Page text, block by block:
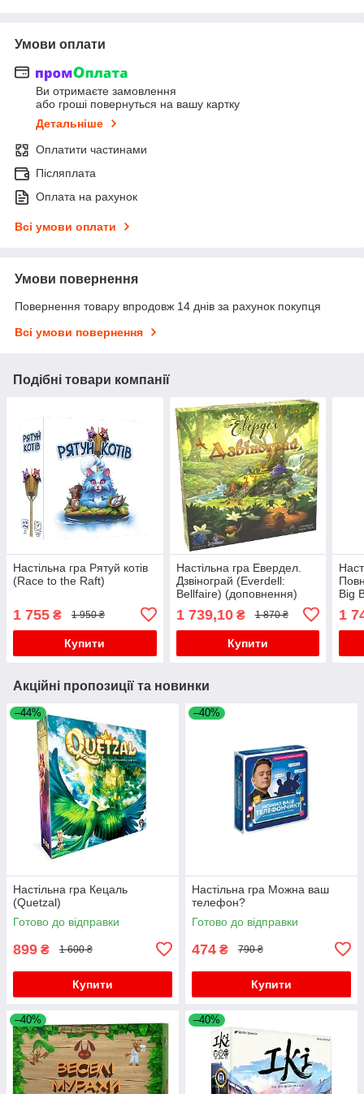
Умови оплати
Ви отримаєте замовлення
або гроші повернуться на вашу картку
Детальніше
Оплатити частинами
Післяплата
Оплата на рахунок
Всі умови оплати
Умови повернення
Повернення товару впродовж 14 днів за рахунок покупця
Всі умови повернення
Подібні товари компанії
Настільна гра Рятуй котів
(Race to the Raft)
1 755 ₴ 1 950 ₴
Купити
Настільна гра Евердел.
Дзвінограй (Everdell:
Bellfaire) (доповнення)
1 739,10₴ 1 870 ₴
Купити
Big
1
Акційні пропозиції та новинки
–44%
Настільна гра Кецаль
(Quetzal)
Готово до відправки
899 ₴ 1 600 ₴
Купити
–40%
Настільна гра Можна ваш
телефон?
Готово до відправки
474 ₴ 790 ₴
Купити
–40% –40%